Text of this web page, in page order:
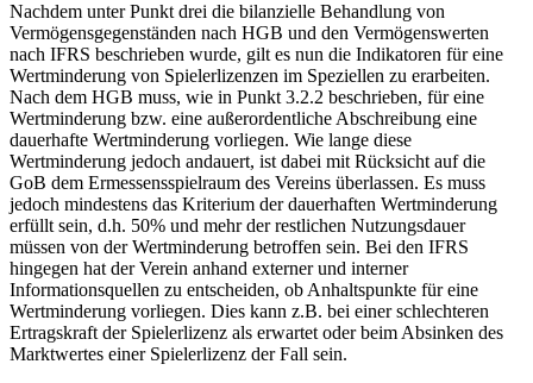
Nachdem unter Punkt drei die bilanzielle Behandlung von
Vermögensgegenständen nach HGB und den Vermögenswerten
nach IFRS beschrieben wurde, gilt es nun die Indikatoren für eine
Wertminderung von Spielerlizenzen im Speziellen zu erarbeiten.
Nach dem HGB muss, wie in Punkt 3.2.2 beschrieben, für eine
Wertminderung bzw. eine außerordentliche Abschreibung eine
dauerhafte Wertminderung vorliegen. Wie lange diese
Wertminderung jedoch andauert, ist dabei mit Rücksicht auf die
GoB dem Ermessensspielraum des Vereins überlassen. Es muss
jedoch mindestens das Kriterium der dauerhaften Wertminderung
erfüllt sein, d.h. 50% und mehr der restlichen Nutzungsdauer
müssen von der Wertminderung betroffen sein. Bei den IFRS
hingegen hat der Verein anhand externer und interner
Informationsquellen zu entscheiden, ob Anhaltspunkte für eine
Wertminderung vorliegen. Dies kann z.B. bei einer schlechteren
Ertragskraft der Spielerlizenz als erwartet oder beim Absinken des
Marktwertes einer Spielerlizenz der Fall sein.